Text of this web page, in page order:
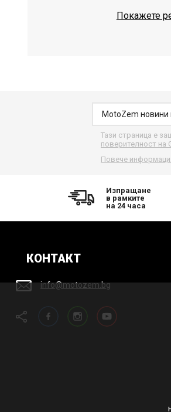
Покажете
Тази страница е
поверителност на
Повече
Изпращане
в рамките
на 24 часа
КОНТАКТ
info@motozem.bg
FacebookInstagramYouTube